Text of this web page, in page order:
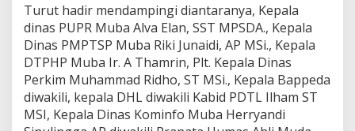
Turut hadir mendampingi diantaranya, Kepala
dinas PUPR Muba Alva Elan, SST MPSDA., Kepala
Dinas PMPTSP Muba Riki Junaidi, AP MSi., Kepala
DTPHP Muba Ir. A Thamrin, Plt. Kepala Dinas
Perkim Muhammad Ridho, ST MSi., Kepala Bappeda
diwakili, kepala DHL diwakili Kabid PDTL Ilham ST
MSI, Kepala Dinas Kominfo Muba Herryandi